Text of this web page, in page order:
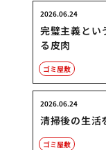
完璧主義とい
る皮肉
2026.06.24
ゴミ屋敷
清掃後の生活
2026.06.24
ゴミ屋敷